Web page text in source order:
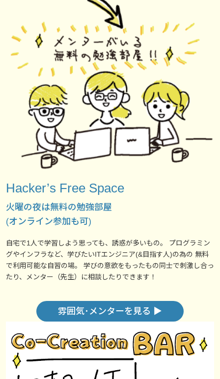
Hacker’s Free Space
火曜の夜は無料の勉強部屋
(オンライン参加も可)
自宅で1人で学習しよう思っても、誘惑が多いもの。 プログラミン
グやインフラなど、学びたいITエンジニア(&目指す人)の為の 無料
で利用可能な自習の場。 学びの意欲をもったもの同士で刺激し合っ
たり、メンター（先生）に相談したりできます！
雰囲気･メンターを見る ▶︎